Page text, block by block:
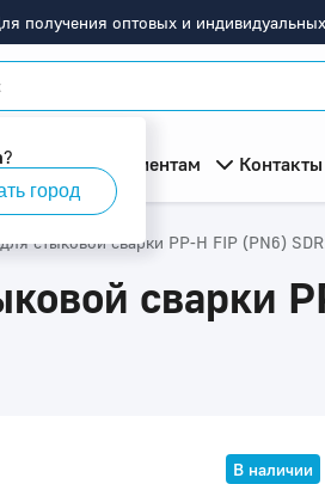
получения оптовых и
?
город
Клиентам Контакты
стыковой сварки PP-H FIP (PN6)
сварки
В наличии